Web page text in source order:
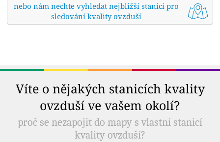
nebo nám nechte vyhledat nejbližší stanici pro
sledování kvality ovzduší
Víte o nějakých stanicích kvality
ovzduší ve vašem okolí?
proč se nezapojit do mapy s vlastní stanicí
kvality ovzduší?